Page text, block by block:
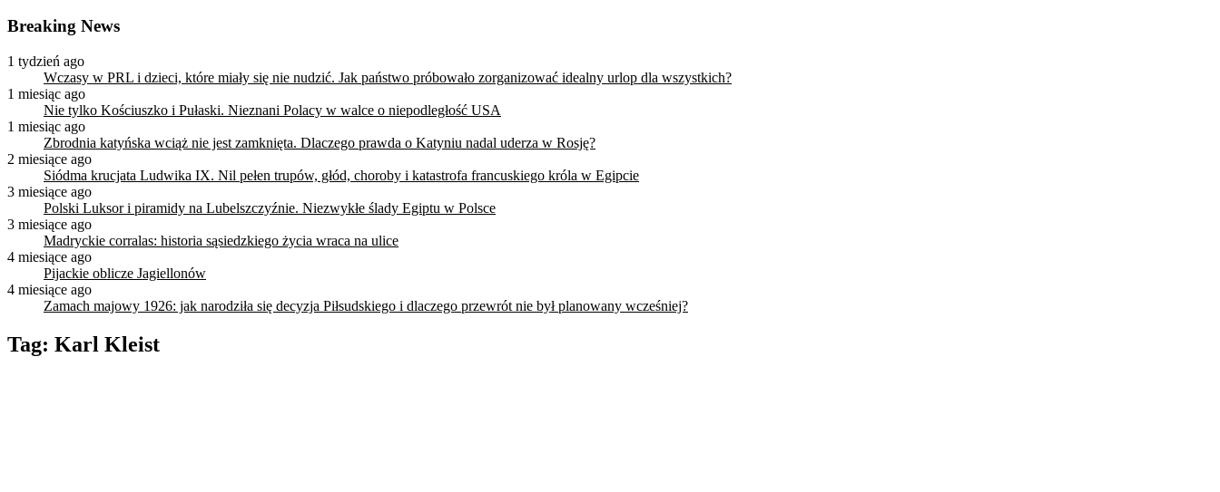
Breaking News
1 tydzień ago
Wczasy w PRL i dzieci, które miały się nie nudzić. Jak państwo próbowało zorganizować idealny urlop dla wszystkich?
1 miesiąc ago
Nie tylko Kościuszko i Pułaski. Nieznani Polacy w walce o niepodległość USA
1 miesiąc ago
Zbrodnia katyńska wciąż nie jest zamknięta. Dlaczego prawda o Katyniu nadal uderza w Rosję?
2 miesiące ago
Siódma krucjata Ludwika IX. Nil pełen trupów, głód, choroby i katastrofa francuskiego króla w Egipcie
3 miesiące ago
Polski Luksor i piramidy na Lubelszczyźnie. Niezwykłe ślady Egiptu w Polsce
3 miesiące ago
Madryckie corralas: historia sąsiedzkiego życia wraca na ulice
4 miesiące ago
Pijackie oblicze Jagiellonów
4 miesiące ago
Zamach majowy 1926: jak narodziła się decyzja Piłsudskiego i dlaczego przewrót nie był planowany wcześniej?
Tag: Karl Kleist